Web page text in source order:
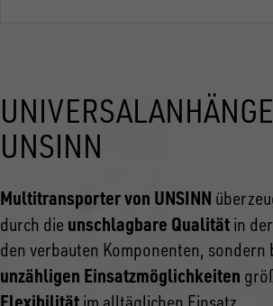
UNSINN
Multitransporter von UNSINN
durch die unschlagbare Qualität in
den verbauten Komponenten, sondern
unzähligen Einsatzmöglichkeiten